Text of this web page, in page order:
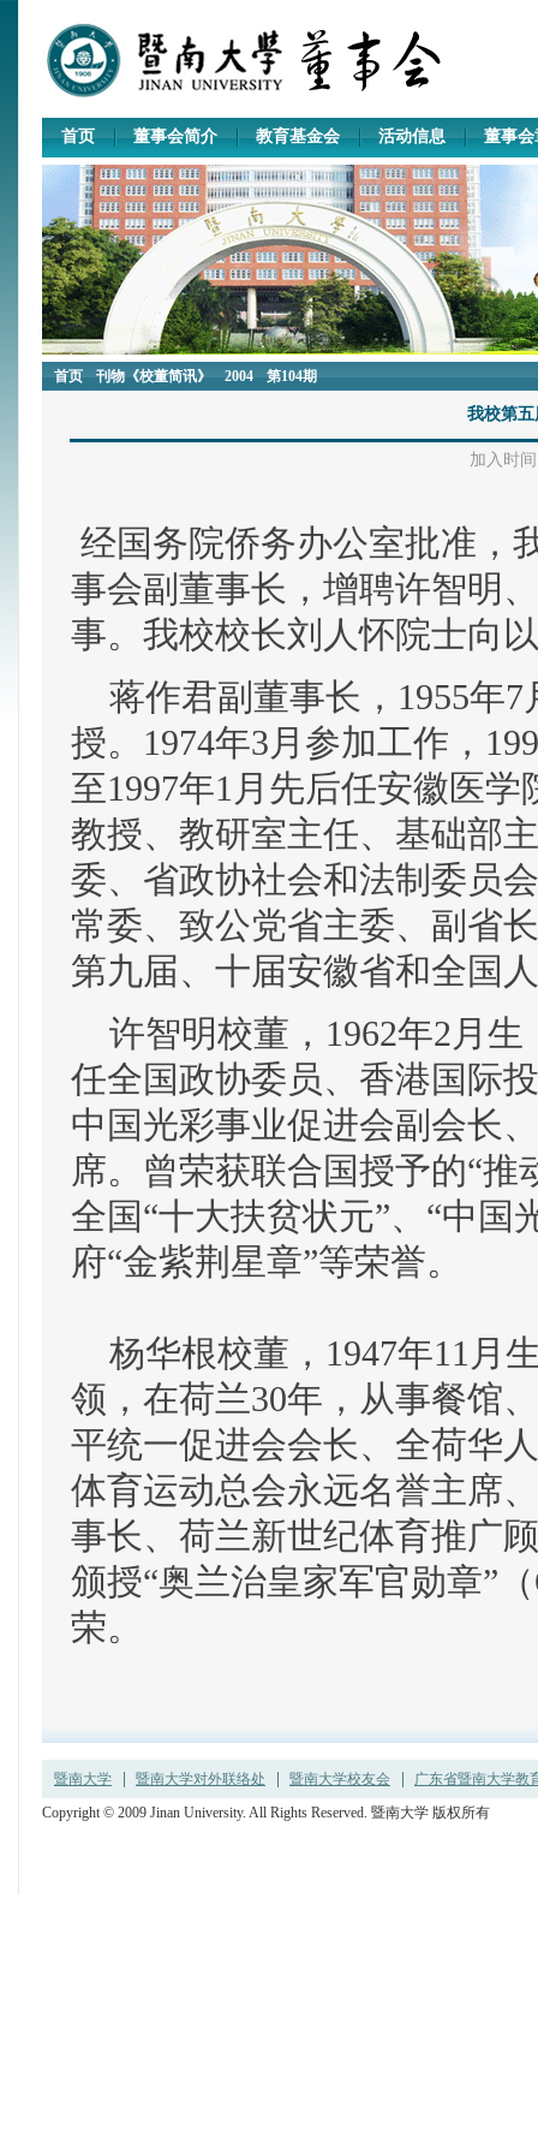
首页 董事会简介 教育基金会 活动信息 董事会
首页 刊物《校董简讯》 2004 第104期
我校第
加入时间
经国务院侨务办公室批准，
事会副董事长，增聘许智明
事。我校校长刘人怀院士向
蒋作君副董事长，1955年7
授。1974年3月参加工作，
至1997年1月先后任安徽医
教授、教研室主任、基础部
委、省政协社会和法制委员
常委、致公党省主委、副省
第九届、十届安徽省和全国
许智明校董，1962年2月生
任全国政协委员、香港国际
中国光彩事业促进会副会长
席。曾荣获联合国授予的“推
全国“十大扶贫状元”、“中国
府“金紫荆星章”等荣誉。
杨华根校董，1947年11月
领，在荷兰30年，从事餐馆
平统一促进会会长、全荷华
体育运动总会永远名誉主席
事长、荷兰新世纪体育推广
颁授“奥兰治皇家军官勋章”
荣。
暨南大学 暨南大学对外联络处 暨南大学校友会
广东省暨南大学教
Copyright © 2009 Jinan University. All Rights Reserved. 暨南大学 版权所有